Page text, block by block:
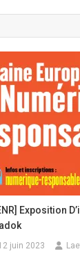
Exposition
juin 2023